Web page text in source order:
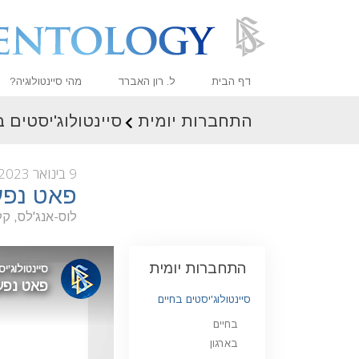
דף הבית ל. רון האברד מהי סיינטולוגיה?
אמונות ועיסוק
מה סיינטולוגים
פגוש סיינטולוג
העקרונות
מבוא לדיאנטיקה
התחברות יומית סיינטולוג'יסטים
9 בינואר 2023
פאט
לוס-אנג'לס,
התחברות יומית
סיינטולוג'יסטים בחיים
בחיים
בארגון